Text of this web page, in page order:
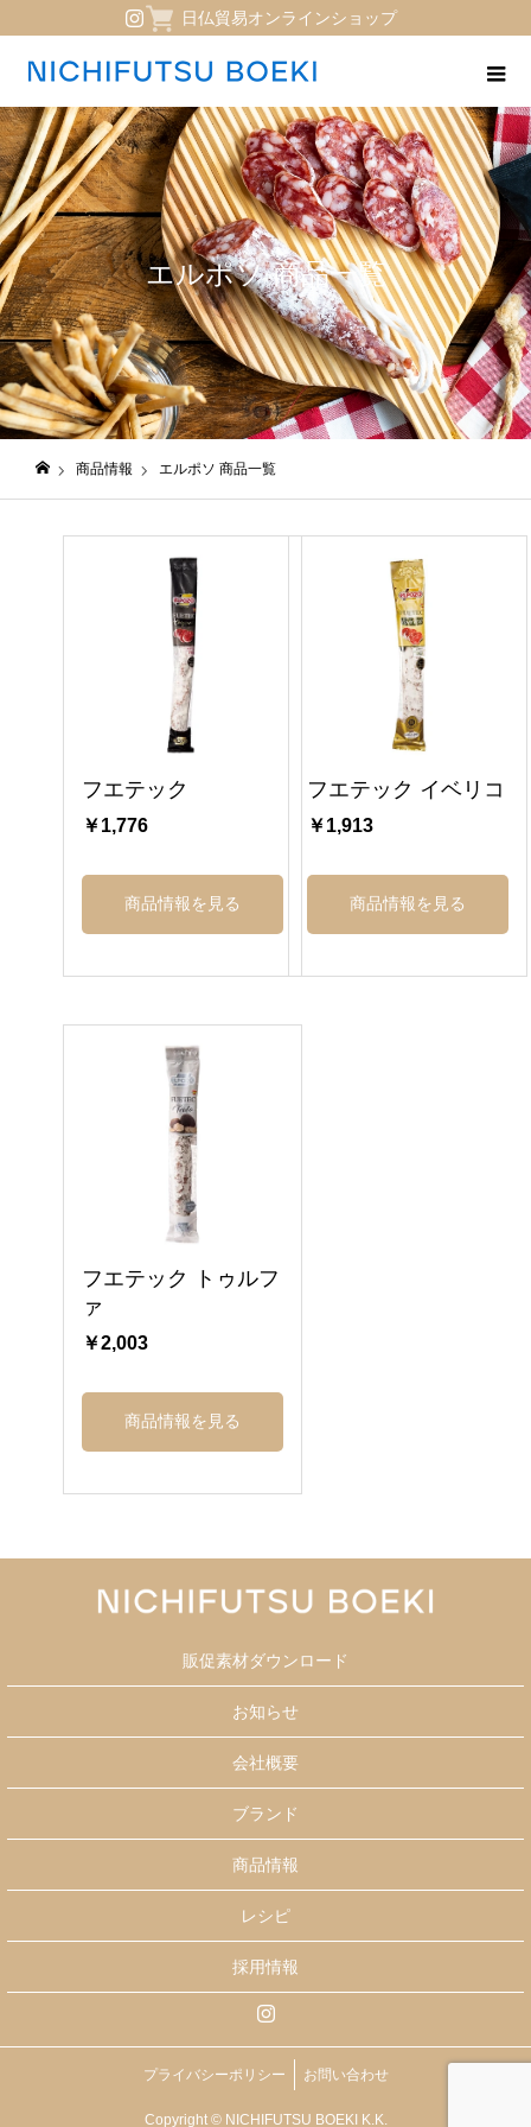
日仏貿易オンラインショップ
エルポソ 商品一覧
商品情報 エルポソ 商品一覧
フエテック
￥1,776
商品情報を見る
フエテック イベリコ
￥1,913
商品情報を見る
フエテック トゥルフ
ァ
￥2,003
商品情報を見る
販促素材ダウンロード
お知らせ
会社概要
ブランド
商品情報
レシピ
採用情報
プライバシーポリシー お問い合わせ
Copyright © NICHIFUTSU BOEKI K.K.